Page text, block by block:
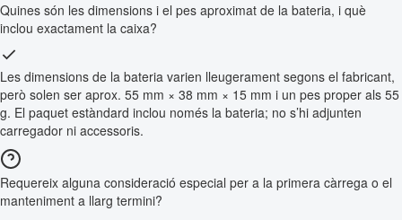
Quines són les dimensions i el pes aproximat de la bateria, i què
inclou exactament la caixa?
Les dimensions de la bateria varien lleugerament segons el fabricant,
però solen ser aprox. 55 mm × 38 mm × 15 mm i un pes proper als 55
g. El paquet estàndard inclou només la bateria; no s’hi adjunten
carregador ni accessoris.
Requereix alguna consideració especial per a la primera càrrega o el
manteniment a llarg termini?